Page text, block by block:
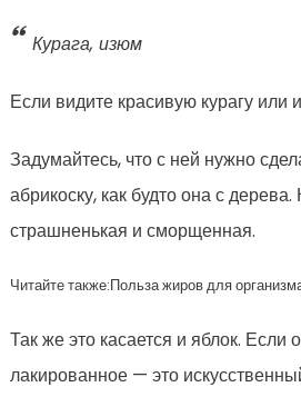
Курага, изюм
Если видите красивую курагу или
Задумайтесь, что с ней нужно
абрикоску, как будто она с
страшненькая и сморщенная.
Читайте также:Польза жиров для
Так же это касается и яблок. Если
лакированное — это